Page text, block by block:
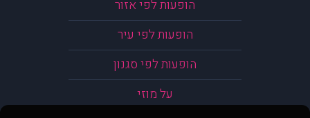
הופעות לפי אזור
הופעות לפי עיר
הופעות לפי סגנון
על מוזי